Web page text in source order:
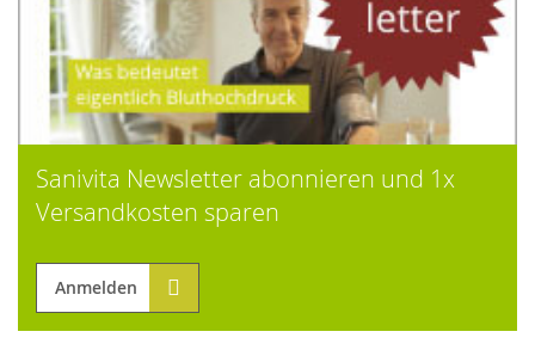
Sanivita Newsletter abonnieren und 1x
Versandkosten sparen
Anmelden